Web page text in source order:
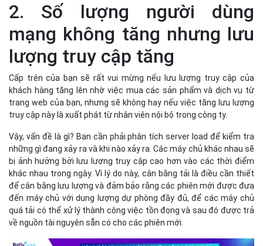
2. Số lượng người dùng
mạng không tăng nhưng lưu
lượng truy cập tăng
Cấp trên của bạn sẽ rất vui mừng nếu lưu lượng truy cập của
khách hàng tăng lên nhờ việc mua các sản phẩm và dịch vụ từ
trang web của bạn, nhưng sẽ không hay nếu việc tăng lưu lượng
truy cập này là xuất phát từ nhân viên nội bộ trong công ty.
Vậy, vấn đề là gì? Bạn cần phải phân tích server load để kiểm tra
những gì đang xảy ra và khi nào xảy ra. Các máy chủ khác nhau sẽ
bị ảnh hưởng bởi lưu lượng truy cập cao hơn vào các thời điểm
khác nhau trong ngày. Vì lý do này, cân bằng tải là điều cần thiết
để cân bằng lưu lượng và đảm bảo rằng các phiên mới được đưa
đến máy chủ với dung lượng dự phòng đầy đủ, để các máy chủ
quá tải có thể xử lý thành công việc tồn đọng và sau đó được trả
về nguồn tài nguyên sẵn có cho các phiên mới.